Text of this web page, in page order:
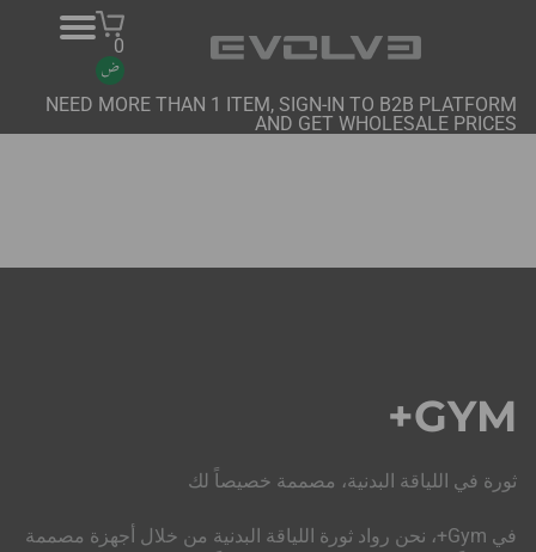
0
NEED MORE THAN 1 ITEM, SIGN-IN TO B2B PLATFORM
AND GET WHOLESALE PRICES
GYM+
ثورة في اللياقة البدنية، مصممة خصيصاً لك
في Gym+، نحن رواد ثورة اللياقة البدنية من خلال أجهزة مصممة